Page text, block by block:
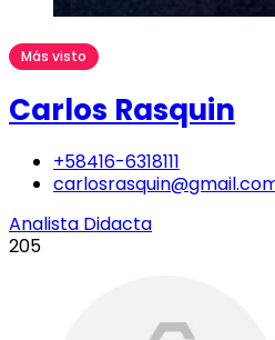
Más visto
Carlos Rasquin
+58416-6318111
Analista Didacta
205